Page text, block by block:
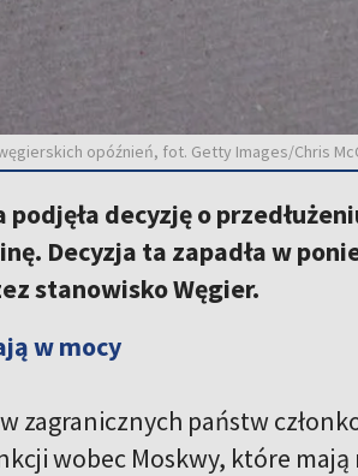
opóźnień, fot. Getty Images/Chris
podjęła decyzję o
Decyzja ta zapadła w
stanowisko Węgier.
w mocy
zagranicznych państw
wobec Moskwy, które